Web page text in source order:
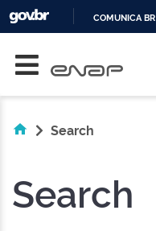
COMUNICA BR
Search
Search